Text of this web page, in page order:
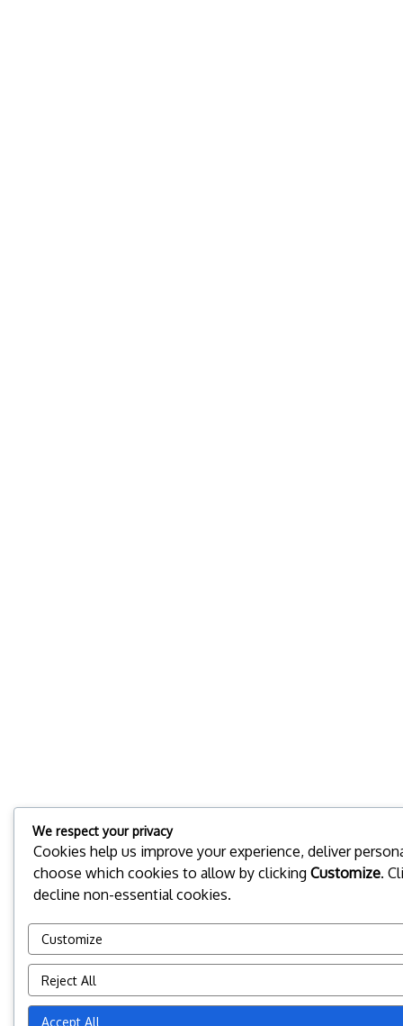
We respect your privacy
Cookies help us improve your experience, deliver
choose which cookies to allow by clicking Customize.
decline non-essential cookies.
Customize
Reject All
Accept All